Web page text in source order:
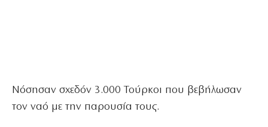
Νόσησαν σχεδόν 3.000 Τούρκοι που βεβήλωσαν
τον ναό με την παρουσία τους.